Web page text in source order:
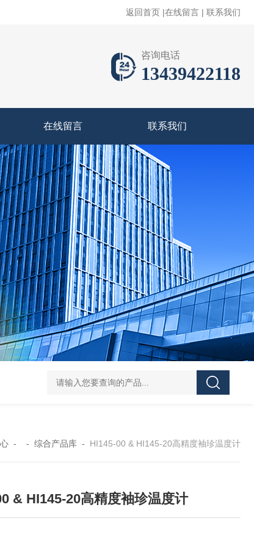
返回首页 |在线留言 | 联系我们
咨询电话
13439422118
在线留言 联系我们
DS-50d韩国大成管道漏水检测仪 DS-50d韩国
- - 综合产品库 - HI145-00 & HI145-20高精度袖珍温度计
& HI145-20高精度袖珍温度计